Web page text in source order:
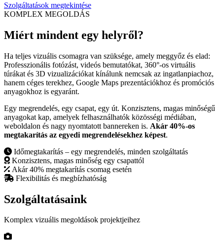
Szolgáltatások megtekintése
KOMPLEX MEGOLDÁS
Miért mindent egy helyről?
Ha teljes vizuális csomagra van szüksége, amely meggyőz és elad:
Professzionális fotózást, videós bemutatókat, 360°-os virtuális
túrákat és 3D vizualizációkat kínálunk nemcsak az ingatlanpiachoz,
hanem céges terekhez, Google Maps prezentációkhoz és promóciós
anyagokhoz is egyaránt.
Egy megrendelés, egy csapat, egy út. Konzisztens, magas minőségű
anyagokat kap, amelyek felhasználhatók közösségi médiában,
weboldalon és nagy nyomtatott bannereken is. Akár 40%-os
megtakarítás az egyedi megrendelésekhez képest.
Időmegtakarítás – egy megrendelés, minden szolgáltatás
Konzisztens, magas minőség egy csapattól
Akár 40% megtakarítás csomag esetén
Flexibilitás és megbízhatóság
Szolgáltatásaink
Komplex vizuális megoldások projektjeihez